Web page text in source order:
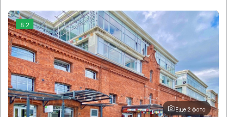
8.2
Еще 2 фото